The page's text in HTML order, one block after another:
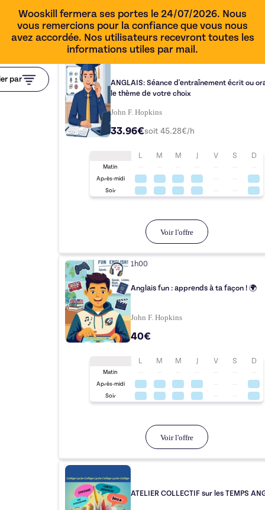
Wooskill fermera ses portes le 24/07/2026. Nous
vous remercions pour la confiance que vous nous
avez accordée. Nos utilisateurs recevront toutes les
informations utiles par mail.
par
ANGLAIS: Séance d'entraînement écrit ou
le thème de votre choix
John F. Hopkins
33.96€soit45.28€/h
L M M J V S D
Matin
Après-midi
Soir
Voir l'offre
1h00
Anglais fun : apprends à ta façon ! 🌍
John F. Hopkins
40€
L M M J V S D
Matin
Après-midi
Soir
Voir l'offre
ATELIER COLLECTIF sur les TEMPS